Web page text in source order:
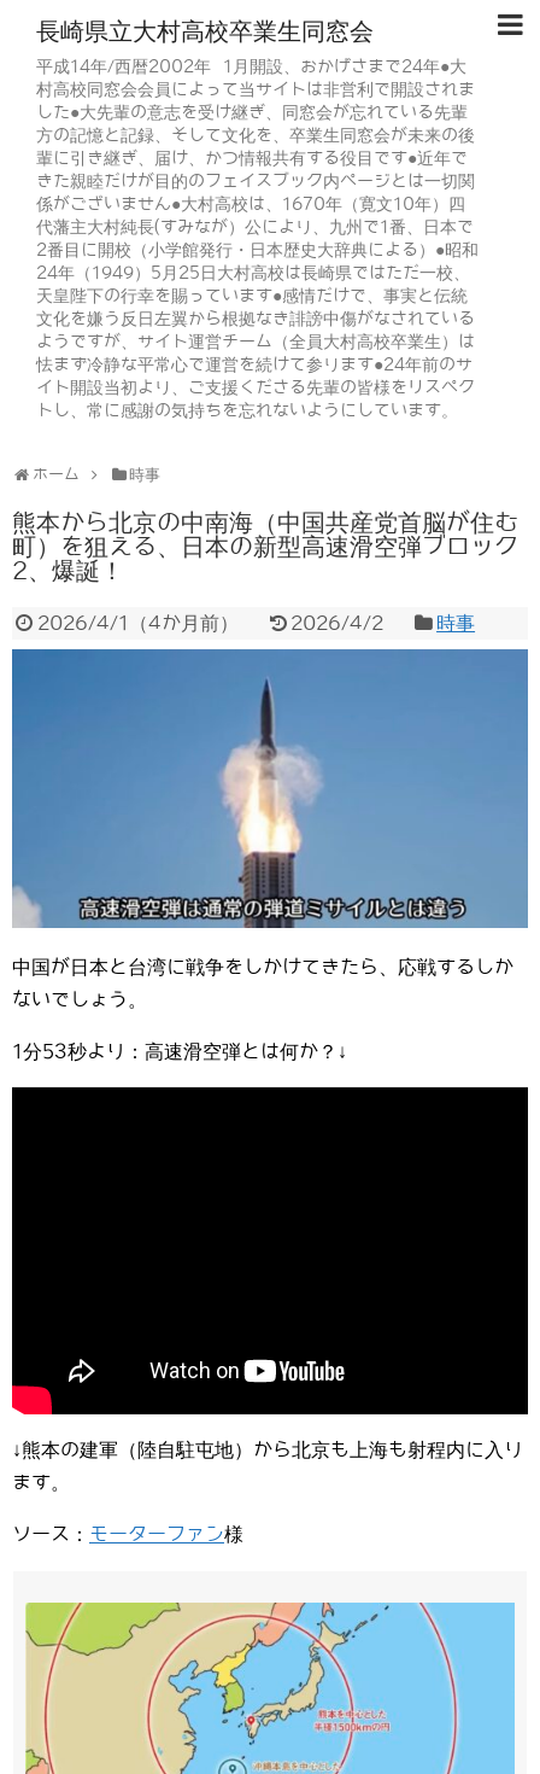
長崎県立大村高校卒業生同窓会
平成14年/西暦2002年 1月開設、おかげさまで24年●大
村高校同窓会会員によって当サイトは非営利で開設されま
した●大先輩の意志を受け継ぎ、同窓会が忘れている先輩
方の記憶と記録、そして文化を、卒業生同窓会が未来の後
輩に引き継ぎ、届け、かつ情報共有する役目です●近年で
きた親睦だけが目的のフェイスブック内ページとは一切関
係がございません●大村高校は、1670年（寛文10年）四
代藩主大村純長(すみなが）公により、九州で1番、日本で
2番目に開校（小学館発行・日本歴史大辞典による）●昭和
24年（1949）5月25日大村高校は長崎県ではただ一校、
天皇陛下の行幸を賜っています●感情だけで、事実と伝統
文化を嫌う反日左翼から根拠なき誹謗中傷がなされている
ようですが、サイト運営チーム（全員大村高校卒業生）は
怯まず冷静な平常心で運営を続けて参ります●24年前のサ
イト開設当初より、ご支援くださる先輩の皆様をリスペク
トし、常に感謝の気持ちを忘れないようにしています。
ホーム 時事
熊本から北京の中南海（中国共産党首脳が住む
町）を狙える、日本の新型高速滑空弾ブロック
2、爆誕！
2026/4/1 （4か月前） 2026/4/2 時事
中国が日本と台湾に戦争をしかけてきたら、応戦するしか
ないでしょう。
1分53秒より：高速滑空弾とは何か？↓
↓熊本の建軍（陸自駐屯地）から北京も上海も射程内に入り
ます。
ソース： モーターファン様